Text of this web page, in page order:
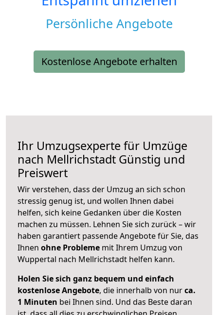
Persönliche Angebote
Kostenlose Angebote erhalten
Ihr Umzugsexperte für Umzüge
nach Mellrichstadt Günstig und
Preiswert
Wir verstehen, dass der Umzug an sich schon
stressig genug ist, und wollen Ihnen dabei
helfen, sich keine Gedanken über die Kosten
machen zu müssen. Lehnen Sie sich zurück – wir
haben garantiert passende Angebote für Sie, das
Ihnen ohne Probleme mit Ihrem Umzug von
Wuppertal nach Mellrichstadt helfen kann.
Holen Sie sich ganz bequem und einfach
kostenlose Angebote, die innerhalb von nurca.
1 Minuten bei Ihnen sind. Und das Beste daran